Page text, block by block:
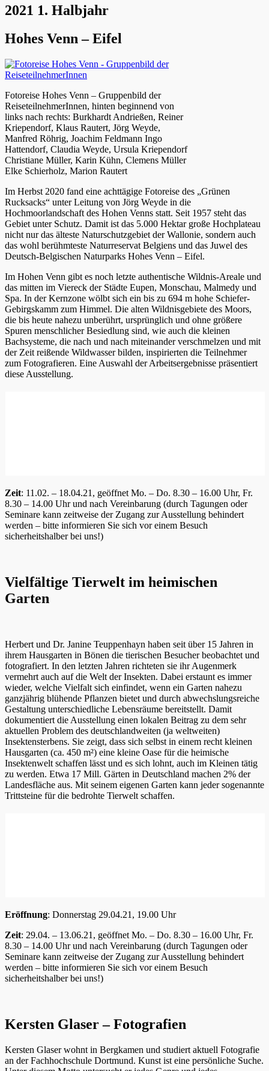
2021 1. Halbjahr
Hohes Venn – Eifel
Fotoreise Hohes Venn – Gruppenbild der
ReiseteilnehmerInnen, hinten beginnend von
links nach rechts: Burkhardt Andrießen, Reiner
Kriependorf, Klaus Rautert, Jörg Weyde,
Manfred Röhrig, Joachim Feldmann Ingo
Hattendorf, Claudia Weyde, Ursula Kriependorf
Christiane Müller, Karin Kühn, Clemens Müller
Elke Schierholz, Marion Rautert
Im Herbst 2020 fand eine achttägige Fotoreise des „Grünen
Rucksacks“ unter Leitung von Jörg Weyde in die
Hochmoorlandschaft des Hohen Venns statt. Seit 1957 steht das
Gebiet unter Schutz. Damit ist das 5.000 Hektar große Hochplateau
nicht nur das älteste Naturschutzgebiet der Wallonie, sondern auch
das wohl berühmteste Naturreservat Belgiens und das Juwel des
Deutsch-Belgischen Naturparks Hohes Venn – Eifel.
Im Hohen Venn gibt es noch letzte authentische Wildnis-Areale und
das mitten im Viereck der Städte Eupen, Monschau, Malmedy und
Spa. In der Kernzone wölbt sich ein bis zu 694 m hohe Schiefer-
Gebirgskamm zum Himmel. Die alten Wildnisgebiete des Moors,
die bis heute nahezu unberührt, ursprünglich und ohne größere
Spuren menschlicher Besiedlung sind, wie auch die kleinen
Bachsysteme, die nach und nach miteinander verschmelzen und mit
der Zeit reißende Wildwasser bilden, inspirierten die Teilnehmer
zum Fotografieren. Eine Auswahl der Arbeitsergebnisse präsentiert
diese Ausstellung.
Zeit: 11.02. – 18.04.21, geöffnet Mo. – Do. 8.30 – 16.00 Uhr, Fr.
8.30 – 14.00 Uhr und nach Vereinbarung (durch Tagungen oder
Seminare kann zeitweise der Zugang zur Ausstellung behindert
werden – bitte informieren Sie sich vor einem Besuch
sicherheitshalber bei uns!)
Vielfältige Tierwelt im heimischen
Garten
Herbert und Dr. Janine Teuppenhayn haben seit über 15 Jahren in
ihrem Hausgarten in Bönen die tierischen Besucher beobachtet und
fotografiert. In den letzten Jahren richteten sie ihr Augenmerk
vermehrt auch auf die Welt der Insekten. Dabei erstaunt es immer
wieder, welche Vielfalt sich einfindet, wenn ein Garten nahezu
ganzjährig blühende Pflanzen bietet und durch abwechslungsreiche
Gestaltung unterschiedliche Lebensräume bereitstellt. Damit
dokumentiert die Ausstellung einen lokalen Beitrag zu dem sehr
aktuellen Problem des deutschlandweiten (ja weltweiten)
Insektensterbens. Sie zeigt, dass sich selbst in einem recht kleinen
Hausgarten (ca. 450 m²) eine kleine Oase für die heimische
Insektenwelt schaffen lässt und es sich lohnt, auch im Kleinen tätig
zu werden. Etwa 17 Mill. Gärten in Deutschland machen 2% der
Landesfläche aus. Mit seinem eigenen Garten kann jeder sogenannte
Trittsteine für die bedrohte Tierwelt schaffen.
Eröffnung: Donnerstag 29.04.21, 19.00 Uhr
Zeit: 29.04. – 13.06.21, geöffnet Mo. – Do. 8.30 – 16.00 Uhr, Fr.
8.30 – 14.00 Uhr und nach Vereinbarung (durch Tagungen oder
Seminare kann zeitweise der Zugang zur Ausstellung behindert
werden – bitte informieren Sie sich vor einem Besuch
sicherheitshalber bei uns!)
Kersten Glaser – Fotografien
Kersten Glaser wohnt in Bergkamen und studiert aktuell Fotografie
an der Fachhochschule Dortmund. Kunst ist eine persönliche Suche.